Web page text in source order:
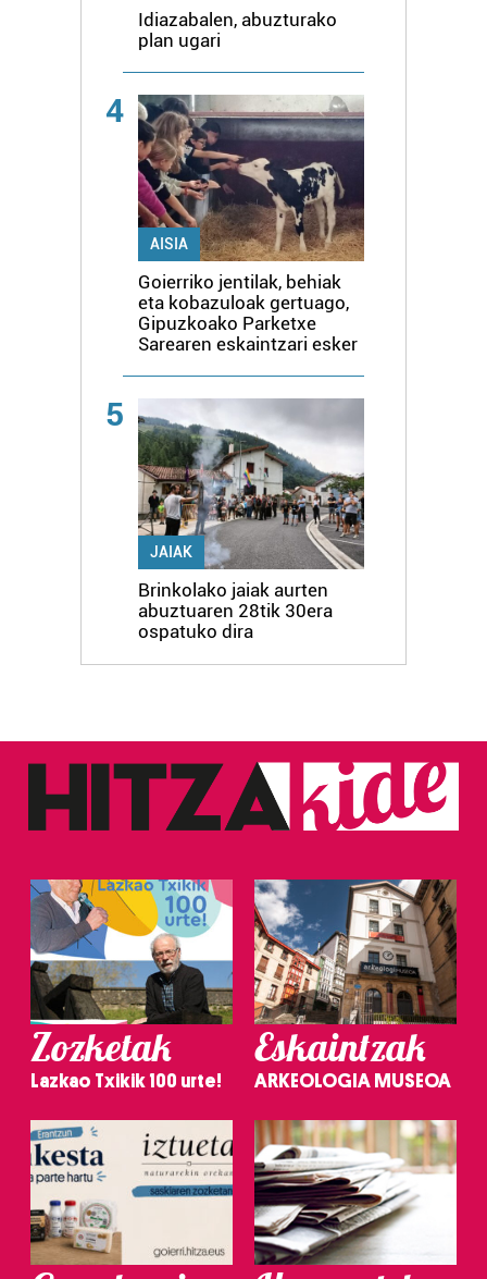
Idiazabalen, abuzturako
plan ugari
4
AISIA
Goierriko jentilak, behiak
eta kobazuloak gertuago,
Gipuzkoako Parketxe
Sarearen eskaintzari esker
5
JAIAK
Brinkolako jaiak aurten
abuztuaren 28tik 30era
ospatuko dira
Zozketak
Lazkao Txikik 100 urte!
Eskaintzak
ARKEOLOGIA MUSEOA